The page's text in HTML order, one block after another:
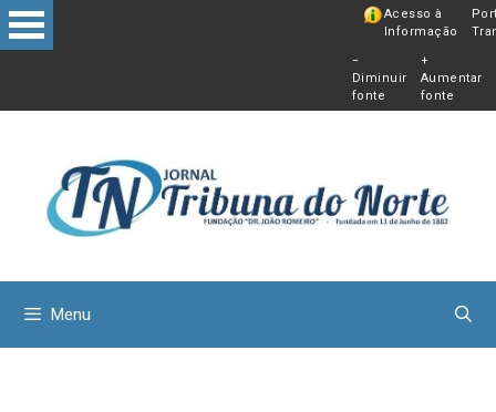
Pular
para
Acesso à
Informação
−
Diminuir
fonte
+
Aumentar
fonte
Menu